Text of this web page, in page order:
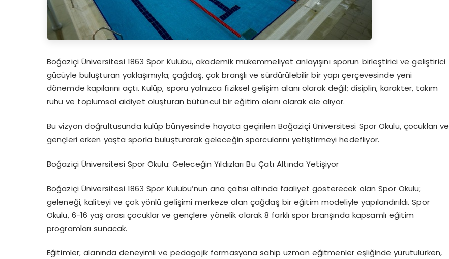
Boğaziçi Üniversitesi 1863 Spor Kulübü, akademik mükemmeliyet anlayışını sporun birleştirici ve geliştirici
gücüyle buluşturan yaklaşımıyla; çağdaş, çok branşlı ve sürdürülebilir bir yapı çerçevesinde yeni
dönemde kapılarını açtı. Kulüp, sporu yalnızca fiziksel gelişim alanı olarak değil; disiplin, karakter, takım
ruhu ve toplumsal aidiyet oluşturan bütüncül bir eğitim alanı olarak ele alıyor.
Bu vizyon doğrultusunda kulüp bünyesinde hayata geçirilen Boğaziçi Üniversitesi Spor Okulu, çocukları ve
gençleri erken yaşta sporla buluşturarak geleceğin sporcularını yetiştirmeyi hedefliyor.
Boğaziçi Üniversitesi Spor Okulu: Geleceğin Yıldızları Bu Çatı Altında Yetişiyor
Boğaziçi Üniversitesi 1863 Spor Kulübü’nün ana çatısı altında faaliyet gösterecek olan Spor Okulu;
geleneği, kaliteyi ve çok yönlü gelişimi merkeze alan çağdaş bir eğitim modeliyle yapılandırıldı. Spor
Okulu, 6-16 yaş arası çocuklar vegençlere yönelik olarak 8 farklı spor branşında kapsamlı eğitim
programları sunacak.
Eğitimler; alanında deneyimli ve pedagojik formasyona sahip uzman eğitmenler eşliğinde yürütülürken,